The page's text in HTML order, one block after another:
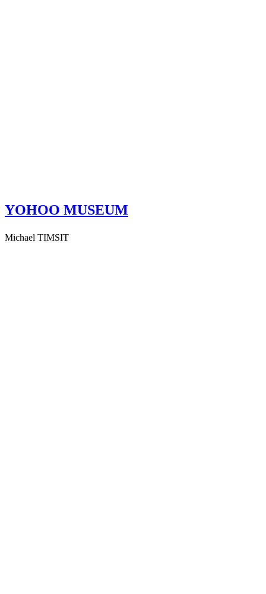
YOHOO MUSEUM
Michael TIMSIT